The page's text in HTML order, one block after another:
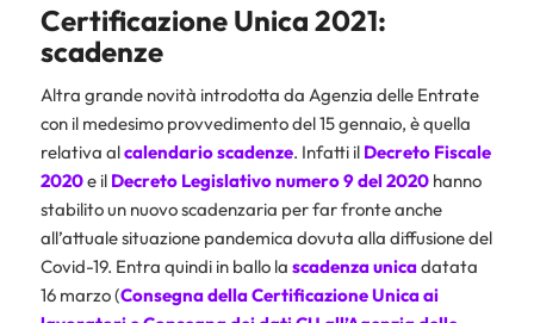
Certificazione Unica 2021:
scadenze
Altra grande novità introdotta da Agenzia delle Entrate
con il medesimo provvedimento del 15 gennaio, è quella
relativa alcalendario scadenze. Infatti il Decreto Fiscale
2020e il Decreto Legislativo numero 9 del 2020 hanno
stabilito un nuovo scadenzaria per far fronte anche
all’attuale situazione pandemica dovuta alla diffusione del
Covid-19. Entra quindi in ballo la scadenza unicadatata
16 marzo (Consegna della Certificazione Unica ai